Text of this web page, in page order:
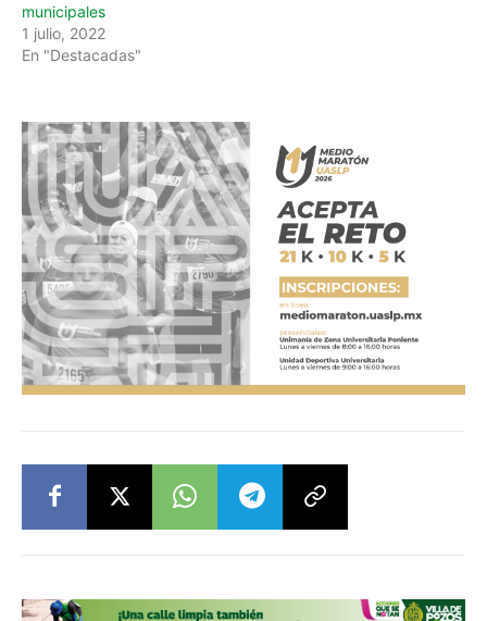
municipales
1 julio, 2022
En "Destacadas"